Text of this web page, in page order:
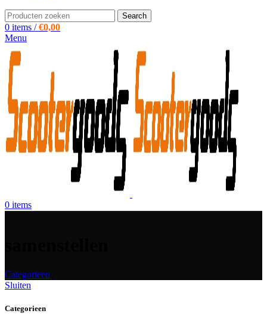
Search
0 items / €0,00
Menu
0 items
Categorieen
Sluiten
Categorieen